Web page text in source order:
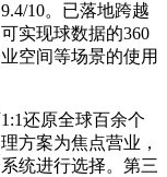
10。已落地跨越
实现球数据的360
空间等场景的使用
还原全球百余个
方案为焦点营业，
统进行选择。第三